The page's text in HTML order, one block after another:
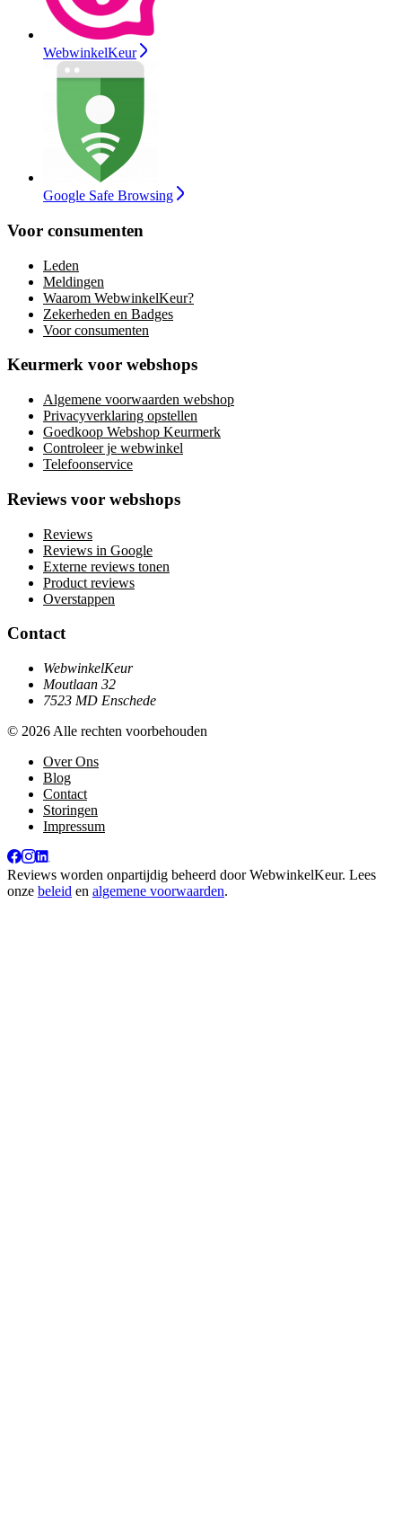
WebwinkelKeur
Google Safe Browsing
Voor consumenten
Leden
Meldingen
Waarom WebwinkelKeur?
Zekerheden en Badges
Voor consumenten
Keurmerk voor webshops
Algemene voorwaarden webshop
Privacyverklaring opstellen
Goedkoop Webshop Keurmerk
Controleer je webwinkel
Telefoonservice
Reviews voor webshops
Reviews
Reviews in Google
Externe reviews tonen
Product reviews
Overstappen
Contact
WebwinkelKeur
Moutlaan 32
7523 MD Enschede
© 2026 Alle rechten voorbehouden
Over Ons
Blog
Contact
Storingen
Impressum
Reviews worden onpartijdig beheerd doorWebwinkelKeur. Lees
onze beleid en algemene voorwaarden.